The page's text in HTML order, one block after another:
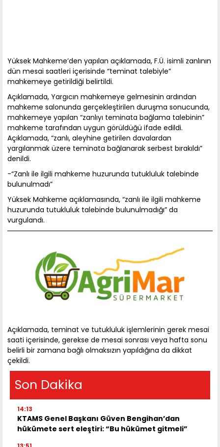
Yüksek Mahkeme’den yapılan açıklamada, F.Ü. isimli zanlının
dün mesai saatleri içerisinde “teminat talebiyle”
mahkemeye getirildiği belirtildi.
Açıklamada, Yargıcın mahkemeye gelmesinin ardından
mahkeme salonunda gerçekleştirilen duruşma sonucunda,
mahkemeye yapılan “zanlıyı teminata bağlama talebinin”
mahkeme tarafından uygun görüldüğü ifade edildi.
Açıklamada, “zanlı, aleyhine getirilen davalardan
yargılanmak üzere teminata bağlanarak serbest bırakıldı”
denildi.
-“Zanlı ile ilgili mahkeme huzurunda tutukluluk talebinde
bulunulmadı”
Yüksek Mahkeme açıklamasında, “zanlı ile ilgili mahkeme
huzurunda tutukluluk talebinde bulunulmadığı” da
vurgulandı.
Açıklamada, teminat ve tutukluluk işlemlerinin gerek mesai
saati içerisinde, gerekse de mesai sonrası veya hafta sonu
belirli bir zamana bağlı olmaksızın yapıldığına da dikkat
çekildi.
Son Dakika
14:13
KTAMS Genel Başkanı Güven Bengihan’dan
hükümete sert eleştiri: “Bu hükümet gitmeli”